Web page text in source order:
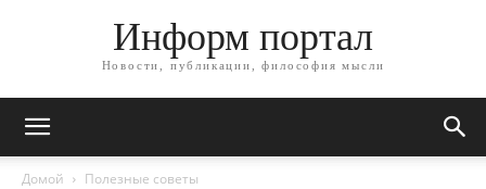
Информ портал
Новости, публикации, философия мысли
Домой Полезные советы